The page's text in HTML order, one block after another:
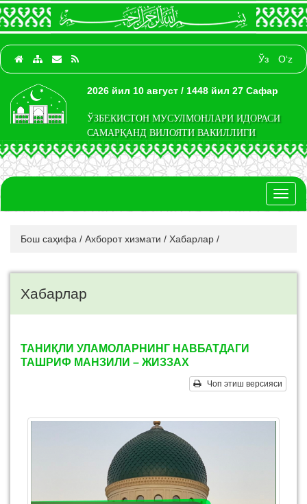
Ўз O‘z
2026 йил 10 август / 1448 йил 27 Сафар
ЎЗБЕКИСТОН МУСУЛМОНЛАРИ ИДОРАСИ
САМАРҚАНД ВИЛОЯТИ ВАКИЛЛИГИ
Бош саҳифа / Ахборот хизмати / Хабарлар /
Хабарлар
ТАНИҚЛИ УЛАМОЛАРНИНГ НАВБАТДАГИ
ТАШРИФ МАНЗИЛИ – ЖИЗЗАХ
Чоп этиш версияси